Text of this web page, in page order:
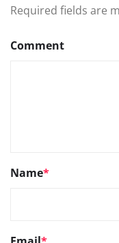
Required fields are
Comment
Name*